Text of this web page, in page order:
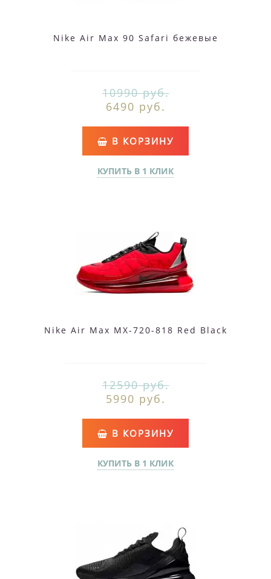
Nike Air Max 90 Safari бежевые
10990 руб.
6490 руб.
В КОРЗИНУ
КУПИТЬ В 1 КЛИК
Nike Air Max MX-720-818 Red Black
12590 руб.
5990 руб.
В КОРЗИНУ
КУПИТЬ В 1 КЛИК